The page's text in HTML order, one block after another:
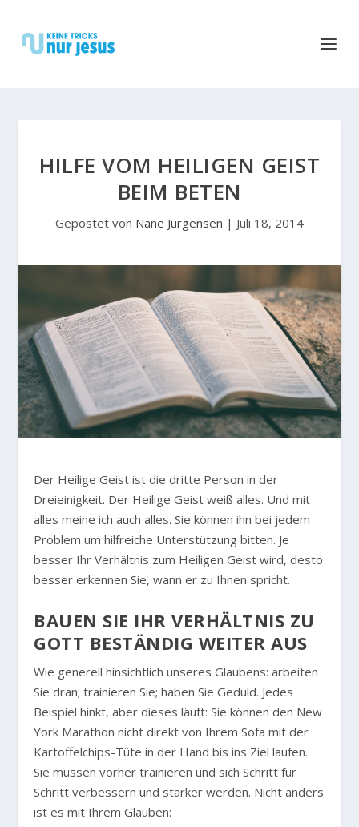
HILFE VOM HEILIGEN GEIST
BEIM BETEN
Gepostet von Nane Jürgensen | Juli 18, 2014
Der Heilige Geist ist die dritte Person in der
Dreieinigkeit. Der Heilige Geist weiß alles. Und mit
alles meine ich auch alles. Sie können ihn bei jedem
Problem um hilfreiche Unterstützung bitten. Je
besser Ihr Verhältnis zum Heiligen Geist wird, desto
besser erkennen Sie, wann er zu Ihnen spricht.
BAUEN SIE IHR VERHÄLTNIS ZU
GOTT BESTÄNDIG WEITER AUS
Wie generell hinsichtlich unseres Glaubens: arbeiten
Sie dran; trainieren Sie; haben Sie Geduld. Jedes
Beispiel hinkt, aber dieses läuft: Sie können den New
York Marathon nicht direkt von Ihrem Sofa mit der
Kartoffelchips-Tüte in der Hand bis ins Ziel laufen.
Sie müssen vorher trainieren und sich Schritt für
Schritt verbessern und stärker werden. Nicht anders
ist es mit Ihrem Glauben: